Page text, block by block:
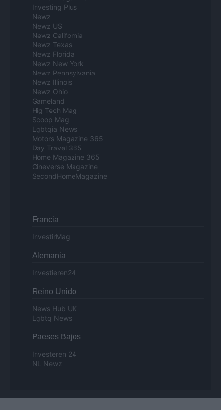
Investing Plus
Newz
Newz US
Newz California
Newz Texas
Newz Florida
Newz New York
Newz Pennsylvania
Newz Illinois
Newz Ohio
Gameland
Hig Tech Mag
Scoop Mag
Lgbtqia News
Motors Magazine 365
Day Travel 365
Home Magazine 365
Cineverse Magazine
SecondHomeMagazine
Francia
InvestirMag
Alemania
Investieren24
Reino Unido
News Hub UK
Lgbtq News
Paeses Bajos
Investeren 24
NL Newz